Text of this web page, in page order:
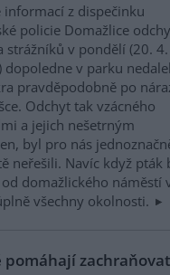
informací z dispečinku
policie Domažlice
strážníků v pondělí (20. 4.
dopoledne v parku
pravděpodobně po
Odchyt tak vzácného
a jejich nešetrným
byl pro nás
neřešili. Navíc když pták
domažlického náměstí
všechny okolnosti.
pomáhají zachraňovat